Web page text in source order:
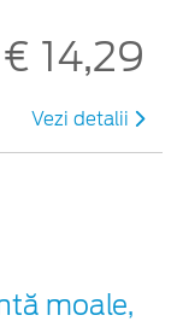
€ 14,29
Vezi detalii
moale,